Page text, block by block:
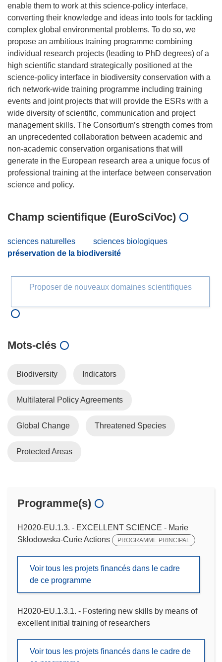
enable them to work at this science-policy interface,
converting their knowledge and ideas into tools for tackling
complex global environmental problems. To do so, we
propose an ambitious training programme combining
individual research projects (leading to PhD degrees) of a
high scientific standard strategically positioned at the
science-policy interface in biodiversity conservation with a
rich network-wide training programme including training
events and joint projects that will provide the ESRs with a
wide diversity of scientific, communication and project
management skills. The Consortium’s strength comes from
an unprecedented collaboration between academic and
non-academic conservation organisations that will
generate in the European research area a unique focus of
professional training at the interface between conservation
Champ scientifique (EuroSciVoc)
sciences naturelles
sciences biologiques
préservation de la biodiversité
Proposer de nouveaux domaines scientifiques
Mots‑clés
Biodiversity Indicators
Multilateral Policy Agreements
Global Change Threatened Species
Protected Areas
Programme(s)
H2020-EU.1.3. - EXCELLENT SCIENCE - Marie
Skłodowska-Curie Actions
PROGRAMME PRINCIPAL
Voir tous les projets financés dans le cadre
de ce programme
H2020-EU.1.3.1. - Fostering new skills by means of
excellent initial training of researchers
Voir tous les projets financés dans le cadre de